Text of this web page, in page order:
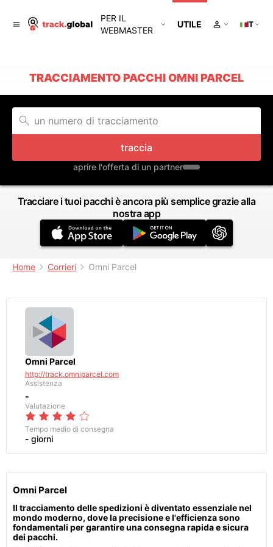
PER IL
WEBMASTER
UTILE IT
TRACCIAMENTO PACCHI OMNI PARCEL
traccia
aprire l'offerta di un partner
Tracciare i tuoi pacchi è ancora più semplice grazie alla
nostra app
Home Corrieri Omni Parcel
Omni Parcel
http://track.omniparcel.com
Assistenza
-
Valutazione
Tempo medio di consegna
- giorni
Omni Parcel
Il tracciamento delle spedizioni è diventato essenziale nel
mondo moderno, dove la precisione e l'efficienza sono
fondamentali per garantire una consegna rapida e sicura
dei pacchi.